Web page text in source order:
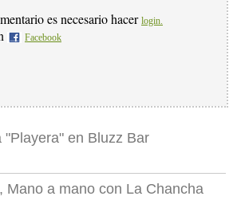
es necesario hacer login.
Facebook
"Playera" en Bluzz Bar
Mano a mano con La Chancha